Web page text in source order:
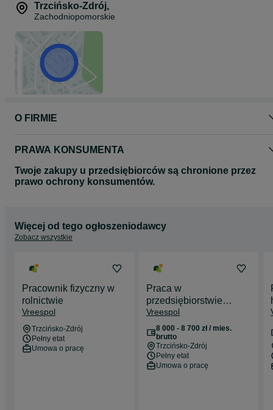
Trzcińsko-Zdrój,
Zachodniopomorskie
O FIRMIE
PRAWA KONSUMENTA
Twoje zakupy u przedsiębiorców są chronione przez
prawo ochrony konsumentów.
Więcej od tego ogłoszeniodawcy
Zobacz wszystkie
Pracownik fizyczny w
rolnictwie
Vreespol
Trzcińsko-Zdrój
Pełny etat
Umowa o pracę
Praca w
przedsiębiorstwie
ogrodniczym
Vreespol
8 000 - 8 700 zł / mies.
brutto
Trzcińsko-Zdrój
Pełny etat
Umowa o pracę